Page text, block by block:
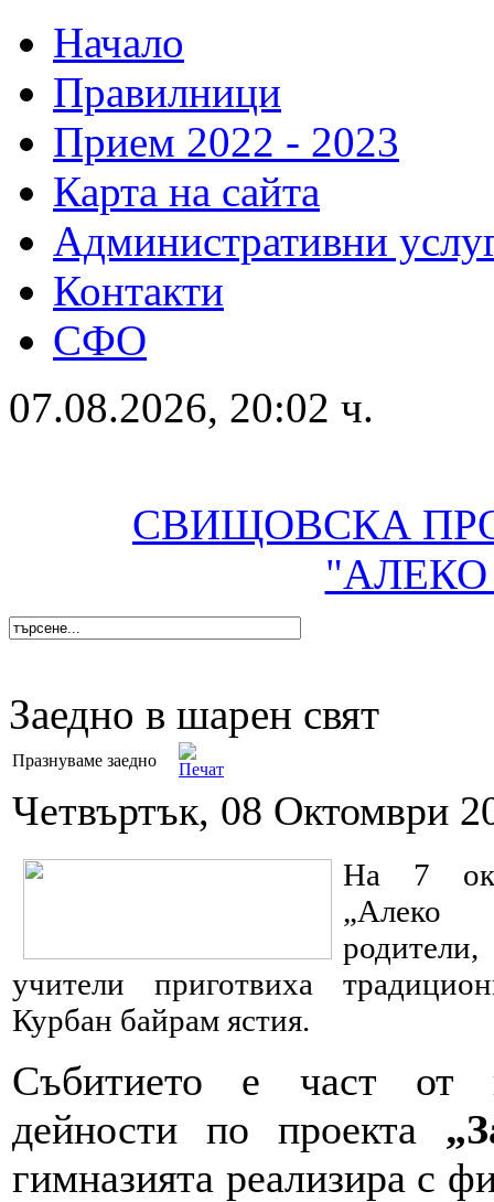
Начало
Правилници
Прием 2022 - 2023
Карта на сайта
Административни
Контакти
СФО
07.08.2026, 20:02 ч.
СВИЩОВСКА
Заедно в шарен свят
Празнуваме заедно
Четвъртък, 08 Октомври
На 7
„Алеко
учители приготвиха
Курбан байрам ястия.
Събитието е част от
дейности по проекта
гимназията реализира с